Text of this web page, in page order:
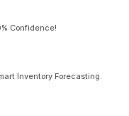
Confidence!
Inventory Forecasting.